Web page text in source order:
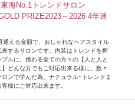
海No.1トレンドサロン
PRIZE2023～2026 4年連
通える金額で、おしゃれなヘアスタイル
表するサロンです。内装はトレンドを押
ルに。携わる全ての方々の【人と人と
どんな方でもご対応出来る様に、数々
ンで学んだ為、ナチュラル~トレンドま
様にご対応出来ます。